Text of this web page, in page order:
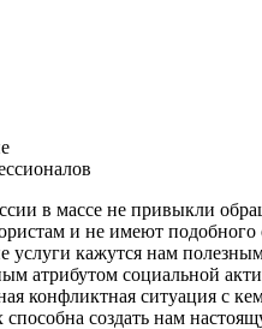
в массе не привыкли
и не имеют подобного
услуги кажутся нам
атрибутом социальной
конфликтная ситуация с
создать нам